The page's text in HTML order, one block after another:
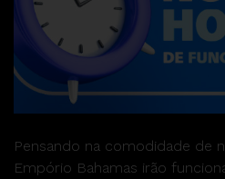
Pensando na comodidade de
Empório Bahamas irão